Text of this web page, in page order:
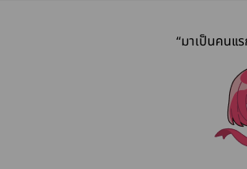
“มาเป็นคนแ